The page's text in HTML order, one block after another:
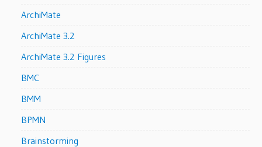
ArchiMate
ArchiMate 3.2
ArchiMate 3.2 Figures
BMC
BMM
BPMN
Brainstorming